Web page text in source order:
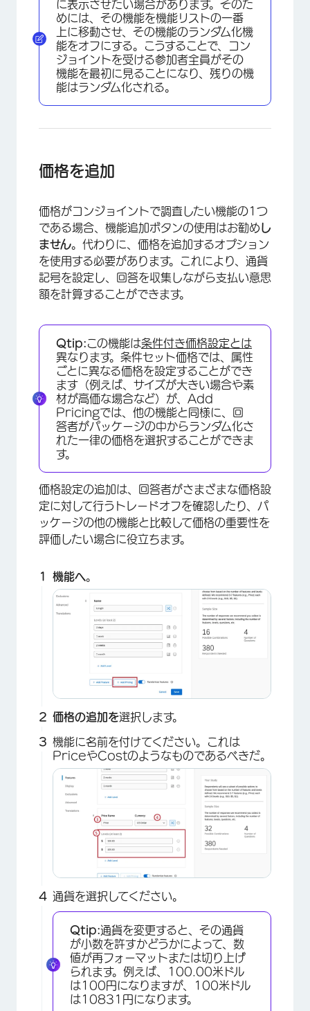
×
×
に表示させたい場合があります。そのた
めには、その機能を機能リストの一番
上に移動させ、その機能のランダム化機
能をオフにする。こうすることで、コン
ジョイントを受ける参加者全員がその
機能を最初に見ることになり、残りの機
能はランダム化される。
価格を追加
価格がコンジョイントで調査したい機能の1つ
である場合、機能追加ボタンの使用はお勧めし
ません。代わりに、価格を追加するオプション
を使用する必要があります。これにより、通貨
記号を設定し、回答を収集しながら支払い意思
額を計算することができます。
Qtip:この機能は条件付き価格設定とは
異なります。条件セット価格では、属性
ごとに異なる価格を設定することができ
ます（例えば、サイズが大きい場合や素
材が高価な場合など）が、Add
Pricingでは、他の機能と同様に、回
答者がパッケージの中からランダム化さ
れた一律の価格を選択することができま
す。
価格設定の追加は、回答者がさまざまな価格設
定に対して行うトレードオフを確認したり、パ
ッケージの他の機能と比較して価格の重要性を
評価したい場合に役立ちます。
機能へ。
価格の追加を選択します。
機能に名前を付けてください。これは
PriceやCostのようなものであるべきだ。
通貨を選択してください。
Qtip:通貨を変更すると、その通貨
が小数を許すかどうかによって、数
値が再フォーマットまたは切り上げ
られます。例えば、100.00米ドル
は100円になりますが、100米ドル
は10831円になります。